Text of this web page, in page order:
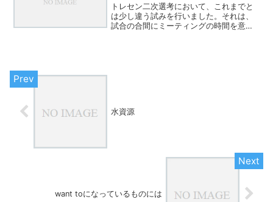
トレセン二次選考において、これまでと
は少し違う試みを行いました。それは、
試合の合間にミーティングの時間を意図
水資源
want toになっているものには